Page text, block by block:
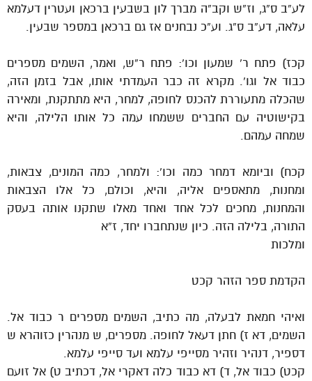
לע”ב ס”ג, וז”ש וקב”ה מברך לון בשבעין ברכאן ועטרין דעלמא
עלאה, דע”ב ס”ג. וע”כ נבחנים אז גם ברכאן במספר שבעין.
קכז) פתח ר’ שמעון וכו’: פתח ר”ש, ואמר, השמים מספרים
כבוד אל וגו’. מקרא זה כבר העמדתי אותו, אבל בזמן הזה,
שהכלה מתעוררת להכנס לחופה, למחר, היא מתתקנת, ומאירה
בקישוטיה עם החברים ששמחו עמה כל אותו הלילה, והיא
שמחה עמהם.
קכח) וביומא דמחר כמה וכו’: ולמחר, כמה המונים, צבאות,
ומחנות, מתאספים אליה, והיא, וכולם, כל אלו הצבאות
והמחנות, מחכים לכל אחד ואחד מאלו שתקנו אותה בעסק
התורה, בלילה הזה. כיון שנתחברו יחד, ז”א
ומלכות
הקדמת ספר הזהר קכט
ואיהי חמאת לבעלה, מה כתיב, השמים מספרים ר כבוד אל.
השמים, דא ז) חתן דעאל לחופה. מספרים, ש מנהרין כזוהרא ש
דספיר, דנהיר וזהיר מסייפי עלמא ועד סייפי עלמא.
קכט) כבוד אל, ד) דא כבוד כלה דאקרי אל, דכתיב ט) אל זועם